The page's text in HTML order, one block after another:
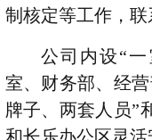
制核定等工作，联
公司内设“
室、财务部、经
牌子、两套人员”